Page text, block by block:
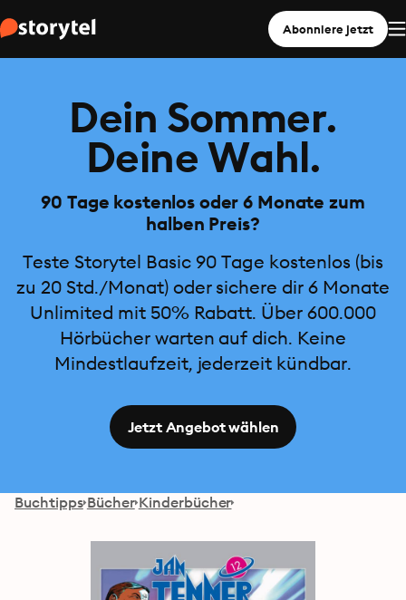
Abonniere jetzt
Dein Sommer.
Deine Wahl.
90 Tage kostenlos oder 6 Monate zum
halben Preis?
Teste Storytel Basic 90 Tage kostenlos (bis
zu 20 Std./Monat) oder sichere dir 6 Monate
Unlimited mit 50% Rabatt. Über 600.000
Hörbücher warten auf dich. Keine
Mindestlaufzeit, jederzeit kündbar.
Jetzt Angebot wählen
Buchtipps Bücher Kinderbücher